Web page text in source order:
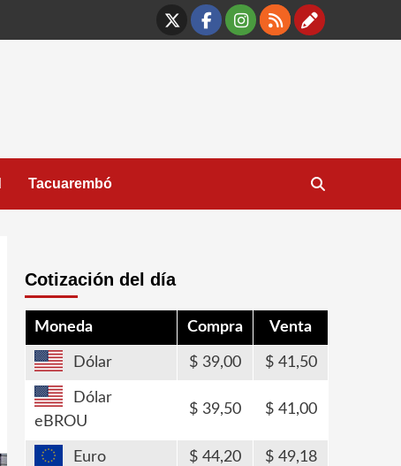
X Facebook
Instagram
RSS
Tacuarembó
Cotización del día
Moneda Compra Venta
Dólar 39,00 41,50
Dólar
eBROU
39,50 41,00
Euro 44,20 49,18